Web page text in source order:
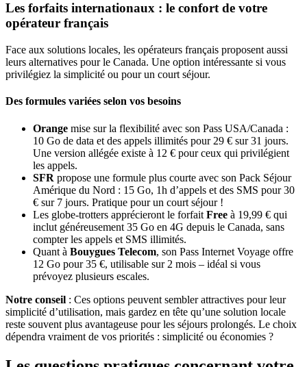
Les forfaits internationaux : le confort de votre
opérateur français
Face aux solutions locales, les opérateurs français proposent aussi
leurs alternatives pour le Canada. Une option intéressante si vous
privilégiez la simplicité ou pour un court séjour.
Des formules variées selon vos besoins
Orange mise sur la flexibilité avec son Pass USA/Canada :
10 Go de data et des appels illimités pour 29 € sur 31 jours.
Une version allégée existe à 12 € pour ceux qui privilégient
les appels.
SFR propose une formule plus courte avec son Pack Séjour
Amérique du Nord : 15 Go, 1h d’appels et des SMS pour 30
€ sur 7 jours. Pratique pour un court séjour !
Les globe-trotters apprécieront le forfait Free à 19,99 € qui
inclut généreusement 35 Go en 4G depuis le Canada, sans
compter les appels et SMS illimités.
Quant à Bouygues Telecom, son Pass Internet Voyage offre
12 Go pour 35 €, utilisable sur 2 mois – idéal si vous
prévoyez plusieurs escales.
Notre conseil : Ces options peuvent sembler attractives pour leur
simplicité d’utilisation, mais gardez en tête qu’une solution locale
reste souvent plus avantageuse pour les séjours prolongés. Le choix
dépendra vraiment de vos priorités : simplicité ou économies ?